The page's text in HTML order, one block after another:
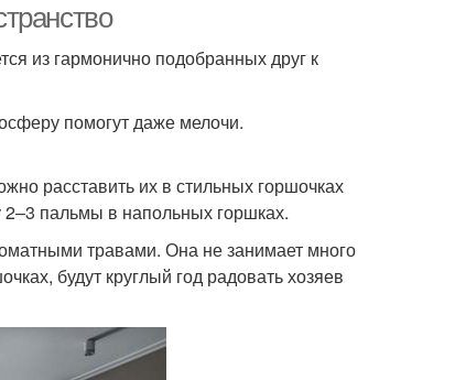
из гармонично подобранных друг к
помогут даже мелочи.
расставить их в стильных горшочках
2–3 пальмы в напольных горшках.
травами. Она не занимает много
будут круглый год радовать хозяев